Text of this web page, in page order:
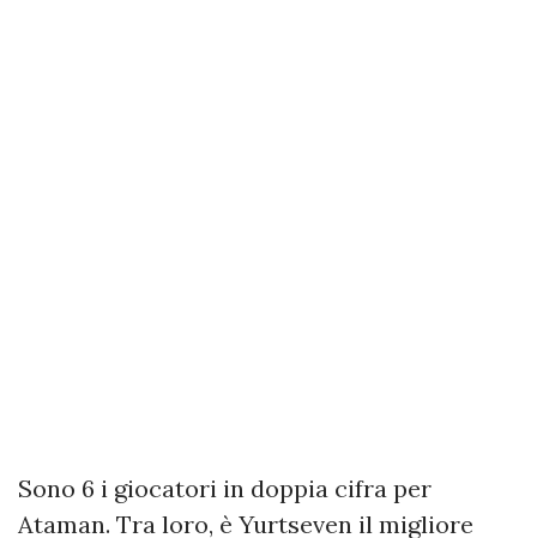
Sono 6 i giocatori in doppia cifra per
Ataman. Tra loro, è Yurtseven il migliore